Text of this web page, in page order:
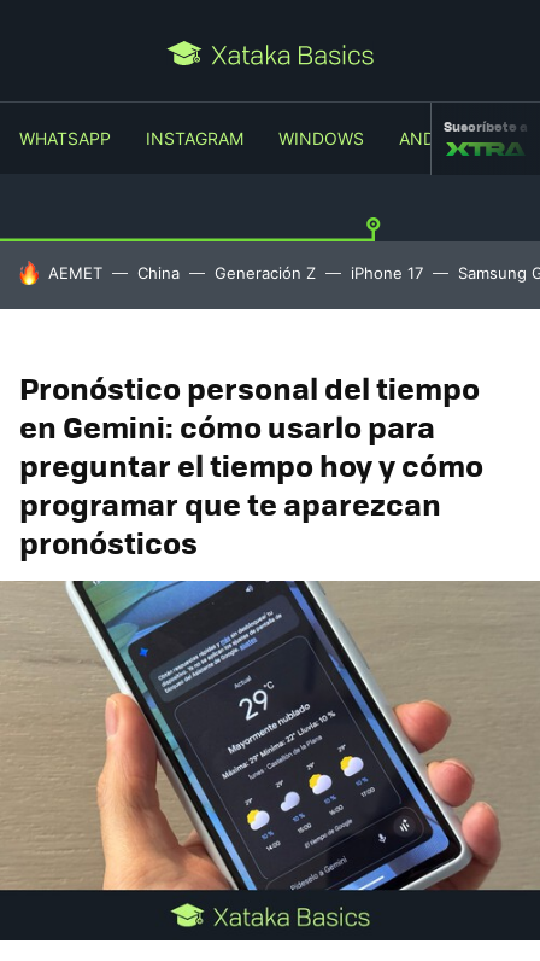
WHATSAPP INSTAGRAM WINDOWS ANDROID
Suscríbete a
HOY SE HABLA DE
AEMET China Generación Z iPhone 17 Samsung
Pronóstico personal del tiempo
en Gemini: cómo usarlo para
preguntar el tiempo hoy y cómo
programar que te aparezcan
pronósticos